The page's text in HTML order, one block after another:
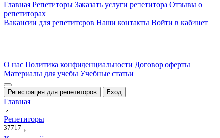
Главная Репетиторы Заказать услуги репетитора Отзывы о
репетиторах
Вакансии для репетиторов Наши контакты Войти в кабинет
О нас Политика конфиденциальности Договор оферты
Материалы для учебы Учебные статьи
Регистрация для репетиторов Вход
Главная
›
Репетиторы
37717 ›